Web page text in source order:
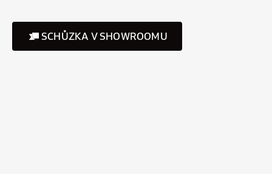
SCHŮZKA V SHOWROOMU